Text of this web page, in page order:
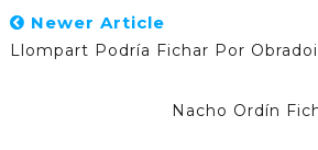
Newer Article
Llompart Podría Fichar Por
Nacho Ordín